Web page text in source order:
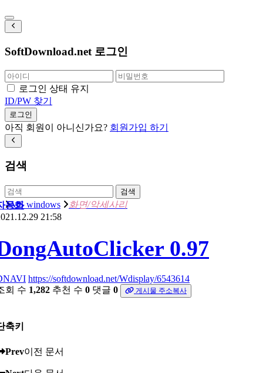
SoftDownload.net 로그인
로그인 상태 유지
ID/PW 찾기
로그인
아직 회원이 아니신가요? 회원가입 하기
검색
검색
MS windows 화면/악세사리
동화
21:58
0.97
https://softdownload.net/Wdisplay/6543614
회 수 1,282 추천 수 0 댓글 0 게시물 주소복사
축키
Prev이전 문서